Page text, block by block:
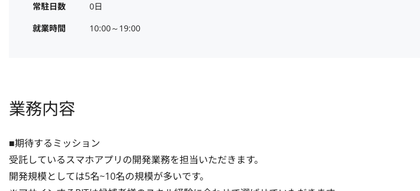
常駐日数
0日
就業時間
10:00～19:00
業務内容
■期待するミッション
受託しているスマホアプリの開発業務を担当いただきます。
開発規模としては5名~10名の規模が多いです。